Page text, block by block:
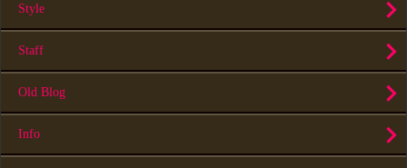
Style
Staff
Old Blog
Info